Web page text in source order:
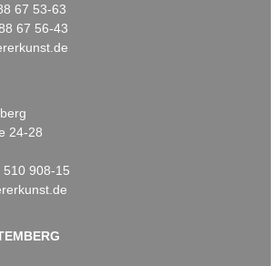
67 53-63
67 56-43
24-28
510 908-15